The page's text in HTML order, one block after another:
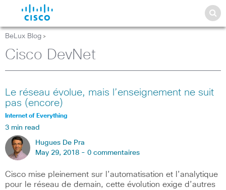
BeLux Blog >
Cisco DevNet
Le réseau évolue, mais l’enseignement ne suit
pas (encore)
Internet of Everything
3 min read
Hugues De Pra
May 29, 2018 - 0 commentaires
Cisco mise pleinement sur l’automatisation et l’analytique
pour le réseau de demain, cette évolution exige d’autres